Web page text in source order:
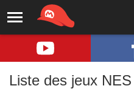
Liste des jeux NES